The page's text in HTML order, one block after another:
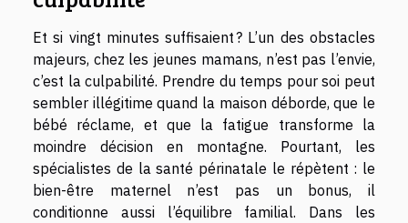
Et si vingt minutes suffisaient ? L’un des obstacles
majeurs, chez les jeunes mamans, n’est pas l’envie,
c’est la culpabilité. Prendre du temps pour soi peut
sembler illégitime quand la maison déborde, que le
bébé réclame, et que la fatigue transforme la
moindre décision en montagne. Pourtant, les
spécialistes de la santé périnatale le répètent : le
bien-être maternel n’est pas un bonus, il
conditionne aussi l’équilibre familial. Dans les